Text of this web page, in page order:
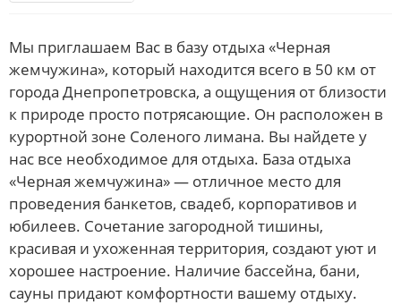
Мы приглашаем Вас в базу отдыха «Черная
жемчужина», который находится всего в 50 км от
города Днепропетровска, а ощущения от близости
к природе просто потрясающие. Он расположен в
курортной зоне Соленого лимана. Вы найдете у
нас все необходимое для отдыха. База отдыха
«Черная жемчужина» — отличное место для
проведения банкетов, свадеб, корпоративов и
юбилеев. Сочетание загородной тишины,
красивая и ухоженная территория, создают уют и
хорошее настроение. Наличие бассейна, бани,
сауны придают комфортности вашему отдыху.